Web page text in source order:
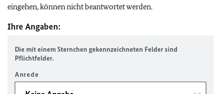
eingehen, können nicht beantwortet werden.
Ihre Angaben:
Die mit einem Sternchen gekennzeichneten Felder sind
Pflichtfelder.
Anrede